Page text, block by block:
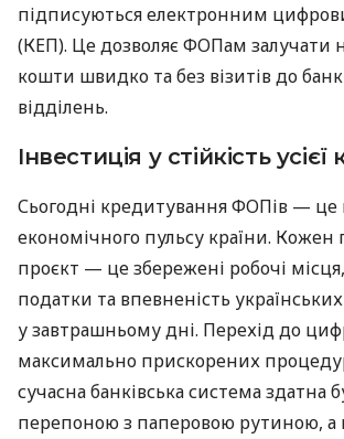
підписуються електронним
(КЕП). Це дозволяє ФОПам залучати
кошти швидко та без візитів до
відділень.
Інвестиція у стійкість усієї
Сьогодні кредитування ФОПів —
економічного пульсу країни.
проєкт — це збережені робочі
податки та впевненість
у завтрашньому дні. Перехід до
максимально прискорених
сучасна банківська система здатна
перепоною з паперовою рутиною, а